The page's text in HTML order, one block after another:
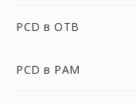
PCD в OTB
PCD в PAM